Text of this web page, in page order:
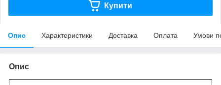
Купити
Опис Характеристики Доставка Оплата Умови
Опис